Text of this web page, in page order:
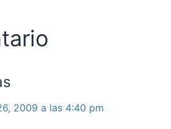
2009 a las 4:40 pm